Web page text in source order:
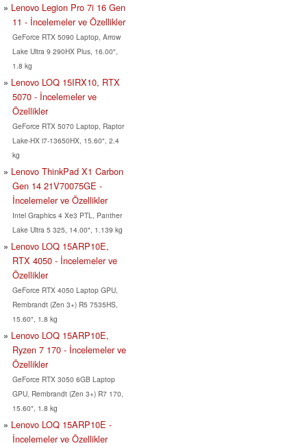
Lenovo Legion Pro 7i 16 Gen
11 - İncelemeler ve Özellikler
GeForce RTX 5090 Laptop, Arrow
Lake Ultra 9 290HX Plus, 16.00",
1.8 kg
Lenovo LOQ 15IRX10, RTX
5070 - İncelemeler ve
Özellikler
GeForce RTX 5070 Laptop, Raptor
Lake-HX i7-13650HX, 15.60", 2.4
kg
Lenovo ThinkPad X1 Carbon
Gen 14 21V70075GE -
İncelemeler ve Özellikler
Intel Graphics 4 Xe3 PTL, Panther
Lake Ultra 5 325, 14.00", 1.139 kg
Lenovo LOQ 15ARP10E,
RTX 4050 - İncelemeler ve
Özellikler
GeForce RTX 4050 Laptop GPU,
Rembrandt (Zen 3+) R5 7535HS,
15.60", 1.8 kg
Lenovo LOQ 15ARP10E,
Ryzen 7 170 - İncelemeler ve
Özellikler
GeForce RTX 3050 6GB Laptop
GPU, Rembrandt (Zen 3+) R7 170,
15.60", 1.8 kg
Lenovo LOQ 15ARP10E -
İncelemeler ve Özellikler